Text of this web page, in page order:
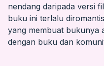
nendang daripada versi
buku ini terlalu
yang membuat bukunya
dengan buku dan